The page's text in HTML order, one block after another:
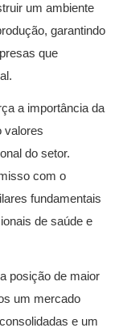
um ambiente
garantindo
que
a importância da
valores
do setor.
com o
fundamentais
de saúde e
posição de maior
um mercado
e um